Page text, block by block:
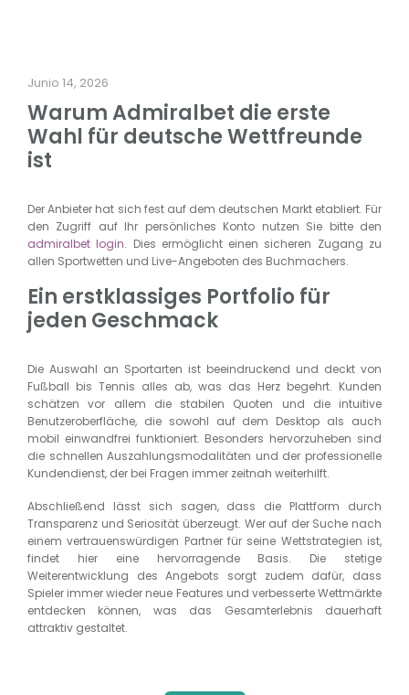
Junio 14, 2026
Warum Admiralbet die erste
Wahl für deutsche Wettfreunde
ist
Der Anbieter hat sich fest auf dem deutschen Markt etabliert. Für
den Zugriff auf Ihr persönliches Konto nutzen Sie bitte den
admiralbet login. Dies ermöglicht einen sicheren Zugang zu
allen Sportwetten und Live-Angeboten des Buchmachers.
Ein erstklassiges Portfolio für
jeden Geschmack
Die Auswahl an Sportarten ist beeindruckend und deckt von
Fußball bis Tennis alles ab, was das Herz begehrt. Kunden
schätzen vor allem die stabilen Quoten und die intuitive
Benutzeroberfläche, die sowohl auf dem Desktop als auch
mobil einwandfrei funktioniert. Besonders hervorzuheben sind
die schnellen Auszahlungsmodalitäten und der professionelle
Kundendienst, der bei Fragen immer zeitnah weiterhilft.
Abschließend lässt sich sagen, dass die Plattform durch
Transparenz und Seriosität überzeugt. Wer auf der Suche nach
einem vertrauenswürdigen Partner für seine Wettstrategien ist,
findet hier eine hervorragende Basis. Die stetige
Weiterentwicklung des Angebots sorgt zudem dafür, dass
Spieler immer wieder neue Features und verbesserte Wettmärkte
entdecken können, was das Gesamterlebnis dauerhaft
attraktiv gestaltet.